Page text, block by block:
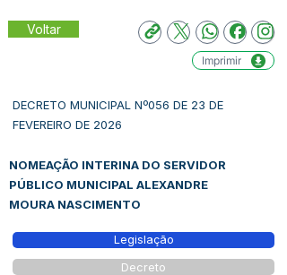
Voltar
Imprimir
DECRETO MUNICIPAL Nº056 DE 23 DE
FEVEREIRO DE 2026
NOMEAÇÃO INTERINA DO SERVIDOR
PÚBLICO MUNICIPAL ALEXANDRE
MOURA NASCIMENTO
Legislação
Decreto